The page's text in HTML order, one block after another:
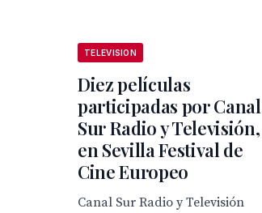
TELEVISION
Diez películas
participadas por Canal
Sur Radio y Televisión,
en Sevilla Festival de
Cine Europeo
Canal Sur Radio y Televisión